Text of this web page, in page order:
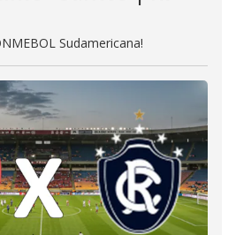
Sudamericana!